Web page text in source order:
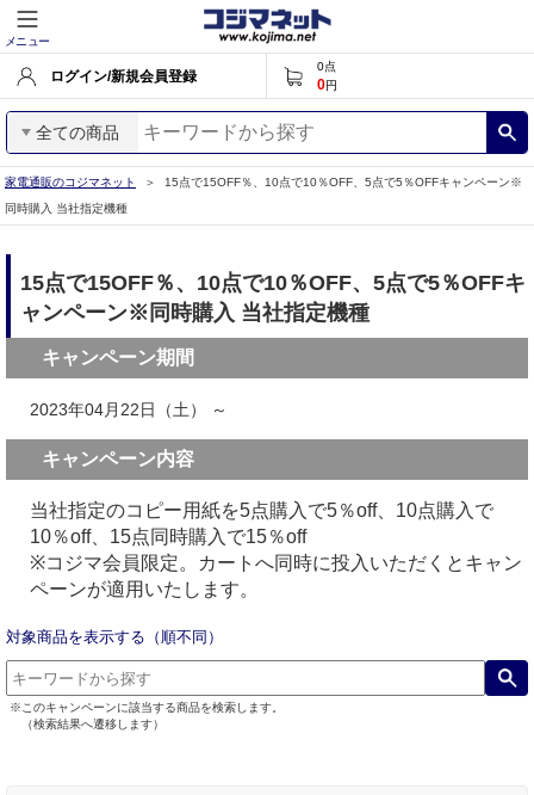
メニュー
ログイン/新規会員登録
0点
0円
全ての商品
家電通販のコジマネット
15点で15OFF％、10点で10％OFF、5点で5％OFFキャンペーン※
同時購入 当社指定機種
15点で15OFF％、10点で10％OFF、5点で5％OFFキ
ャンペーン※同時購入 当社指定機種
キャンペーン期間
2023年04月22日（土） ～
キャンペーン内容
当社指定のコピー用紙を5点購入で5％off、10点購入で
10％off、15点同時購入で15％off
※コジマ会員限定。カートへ同時に投入いただくとキャン
ペーンが適用いたします。
対象商品を表示する（順不同）
※このキャンペーンに該当する商品を検索します。
（検索結果へ遷移します）